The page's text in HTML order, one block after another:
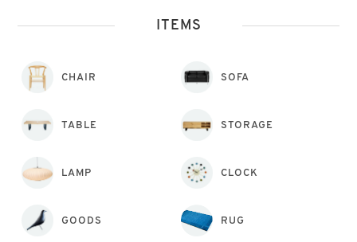
ITEMS
CHAIR SOFA
TABLE STORAGE
LAMP CLOCK
GOODS RUG